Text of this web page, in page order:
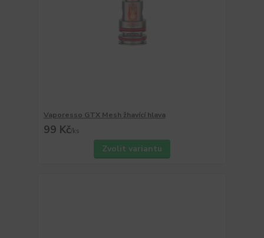
Vaporesso GTX Mesh žhavící hlava
99 Kč/ks
Zvolit variantu